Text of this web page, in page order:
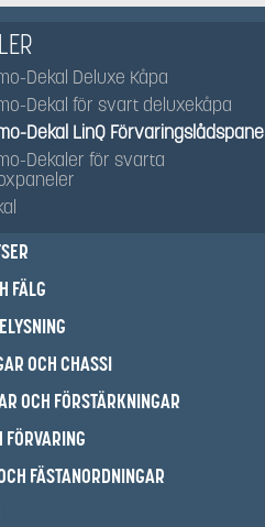
Dekal Deluxe Kåpa
Dekal för svart deluxekåpa
Dekal LinQ Förvaringslådspanel
Dekaler för svarta
FÄLG
OCH CHASSI
OCH FÖRSTÄRKNINGAR
FÖRVARING
FÄSTANORDNINGAR